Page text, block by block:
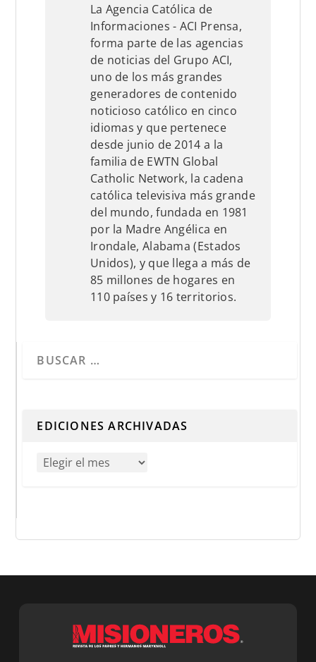
La Agencia Católica de
Informaciones - ACI Prensa,
forma parte de las agencias
de noticias del Grupo ACI,
uno de los más grandes
generadores de contenido
noticioso católico en cinco
idiomas y que pertenece
desde junio de 2014 a la
familia de EWTN Global
Catholic Network, la cadena
católica televisiva más grande
del mundo, fundada en 1981
por la Madre Angélica en
Irondale, Alabama (Estados
Unidos), y que llega a más de
85 millones de hogares en
110 países y 16 territorios.
EDICIONES ARCHIVADAS